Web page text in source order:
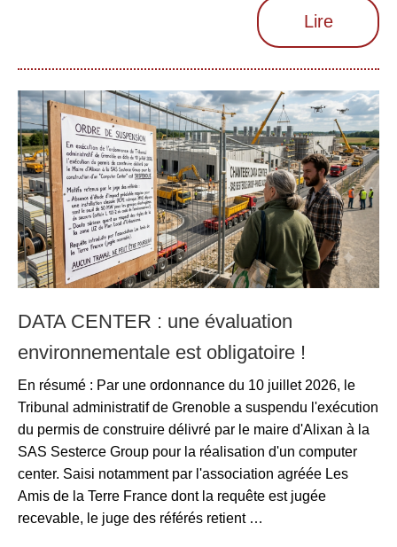
Lire
DATA CENTER : une évaluation
environnementale est obligatoire !
En résumé : Par une ordonnance du 10 juillet 2026, le
Tribunal administratif de Grenoble a suspendu l'exécution
du permis de construire délivré par le maire d'Alixan à la
SAS Sesterce Group pour la réalisation d'un computer
center. Saisi notamment par l'association agréée Les
Amis de la Terre France dont la requête est jugée
recevable, le juge des référés retient …